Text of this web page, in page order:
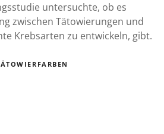
untersuchte, ob es
zwischen Tätowierungen und
Krebsarten zu entwickeln, gibt.